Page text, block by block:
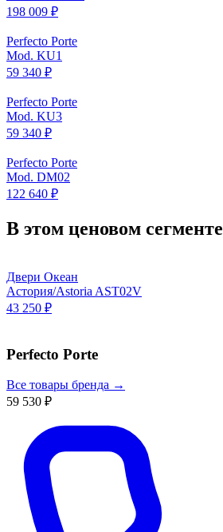
198 009 ₽
Perfecto Porte
Mod. KU1
59 340 ₽
Perfecto Porte
Mod. KU3
59 340 ₽
Perfecto Porte
Mod. DM02
122 640 ₽
В этом ценовом сегменте
Двери Океан
Астория/Astoria AST02V
43 250 ₽
Perfecto Porte
Все товары бренда →
59 530 ₽